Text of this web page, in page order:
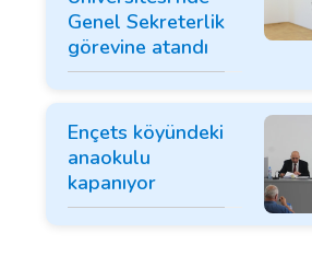
Genel Sekreterlik
görevine atandı
Ençets köyündeki
anaokulu
kapanıyor